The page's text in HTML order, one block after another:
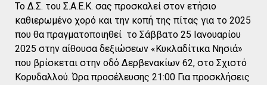
Το Δ.Σ. του Σ.Α.Ε.Κ. σας προσκαλεί στον ετήσιο
καθιερωμένο χορό και την κοπή της πίτας για το 2025
που θα πραγματοποιηθεί το Σάββατο 25 Ιανουαρίου
2025 στην αίθουσα δεξιώσεων «Κυκλαδίτικα Νησιά»
που βρίσκεται στην οδό Δερβενακίων 62, στο Σχιστό
Κορυδαλλού. Ώρα προσέλευσης 21:00 Για προσκλήσεις